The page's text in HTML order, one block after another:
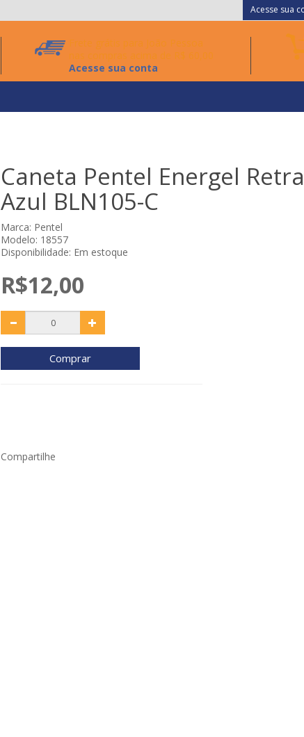
Acesse sua
Frete grátis para João Pessoa
nas compras acima de R$ 60,00
Acesse sua conta
Caneta Pentel Energel
Azul BLN105-C
Marca: Pentel
Modelo: 18557
Disponibilidade: Em estoque
R$12,00
Comprar
Compartilhe